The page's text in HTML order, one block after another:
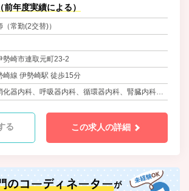
せを見守ります。 医療を通じて、地
域社会に貢献しませんか。 現在従業
員数80名のアットホームな雰囲気の
きますので、安心してお仕事いただ
けます！ 19床2人夜勤ですので安心
です。 当院は日本透析医学会の教育
関連施設です。 透析未経験でも可。
1からお教えします。チャレンジし
前年度実績による）
常勤(2交替)）
勢崎市連取元町23-2
崎線 伊勢崎駅 徒歩15分
化器内科、呼吸器内科、循環器内科、腎臓内科、
る この求人の詳細